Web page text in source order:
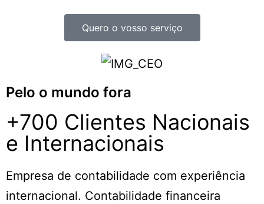
Quero o vosso serviço
Pelo o mundo fora
+700 Clientes Nacionais
e Internacionais
Empresa de contabilidade com experiência
internacional. Contabilidade financeira